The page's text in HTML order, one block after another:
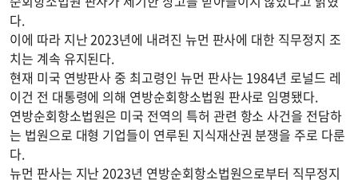
다.
이에 따라 지난 2023년에 내려진 뉴먼 판사에 대한 직무정지 조
치는 계속 유지된다.
현재 미국 연방판사 중 최고령인 뉴먼 판사는 1984년 로널드 레
이건 전 대통령에 의해 연방순회항소법원 판사로 임명됐다.
연방순회항소법원은 미국 전역의 특허 관련 항소 사건을 전담하
는 법원으로 대형 기업들이 연루된 지식재산권 분쟁을 주로 다룬
다.
뉴먼 판사는 지난 2023년 연방순회항소법원으로부터 직무정지